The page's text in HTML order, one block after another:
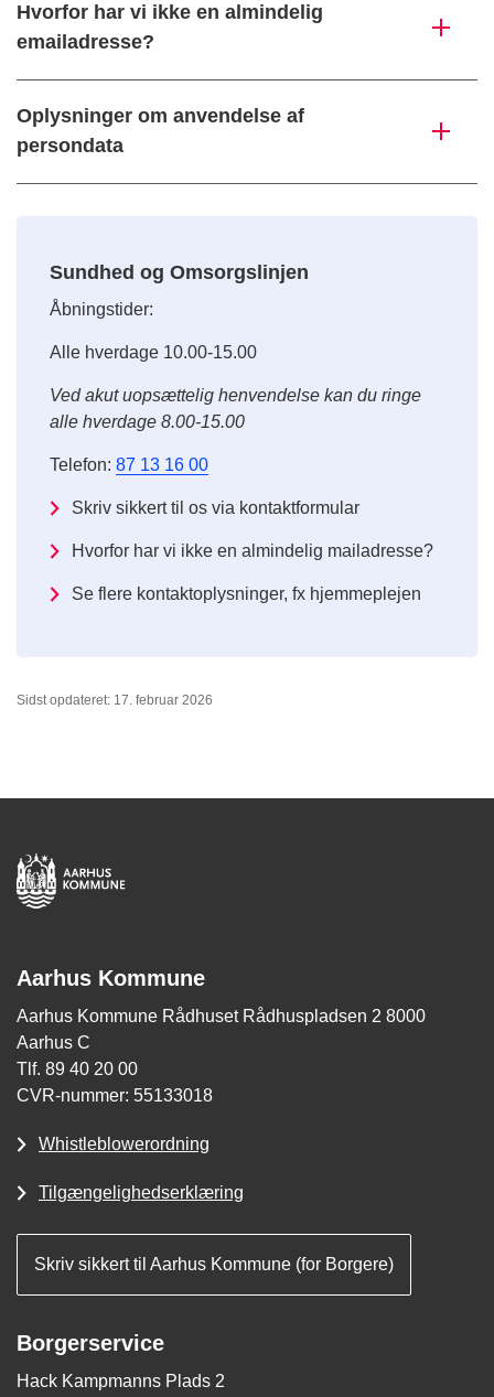
Hvorfor har vi ikke en almindelig
emailadresse?
Oplysninger om anvendelse af
persondata
Sundhed og Omsorgslinjen
Åbningstider:
Alle hverdage 10.00-15.00
Ved akut uopsættelig henvendelse kan du ringe
alle hverdage 8.00-15.00
Telefon: 87 13 16 00
Skriv sikkert til os via kontaktformular
Hvorfor har vi ikke en almindelig mailadresse?
Se flere kontaktoplysninger, fx hjemmeplejen
Sidst opdateret: 17. februar 2026
Aarhus Kommune
Aarhus Kommune Rådhuset Rådhuspladsen 2 8000
Aarhus C
Tlf. 89 40 20 00
CVR-nummer: 55133018
Whistleblowerordning
Tilgængelighedserklæring
Skriv sikkert til Aarhus Kommune (for Borgere)
Borgerservice
Hack Kampmanns Plads 2